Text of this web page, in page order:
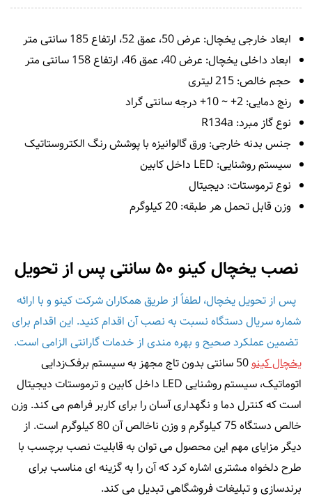
ابعاد خارجی یخچال: عرض 50، عمق 52، ارتفاع 185 سانتی متر
ابعاد داخلی یخچال: عرض 40، عمق 46، ارتفاع 158 سانتی متر
حجم خالص: 215 لیتری
رنج دمایی: 2+ ~ 10+ درجه سانتی گراد
نوع گاز مبرد: R134a
جنس بدنه خارجی: ورق گالوانیزه با پوشش رنگ الکتروستاتیک
سیستم روشنایی: LED داخل کابین
نوع ترموستات: دیجیتال
وزن قابل تحمل هر طبقه: 20 کیلوگرم
نصب یخچال کینو ۵۰ سانتی پس از تحویل
پس از تحویل یخچال، لطفاً از طریق همکاران شرکت کینو و با ارائه
شماره سریال دستگاه نسبت به نصب آن اقدام کنید. این اقدام برای
تضمین عملکرد صحیح و بهره‌ مندی از خدمات گارانتی الزامی است.
یخچال کینو
50 سانتی بدون تاج مجهز به سیستم برفک‌زدایی
اتوماتیک، سیستم روشنایی LED داخل کابین و ترموستات دیجیتال
است که کنترل دما و نگهداری آسان را برای کاربر فراهم می‌ کند. وزن
خالص دستگاه 75 کیلوگرم و وزن ناخالص آن 80 کیلوگرم است. از
دیگر مزایای مهم این محصول می‌ توان به قابلیت نصب برچسب با
طرح دلخواه مشتری اشاره کرد که آن را به گزینه‌ ای مناسب برای
برندسازی و تبلیغات فروشگاهی تبدیل می‌ کند.